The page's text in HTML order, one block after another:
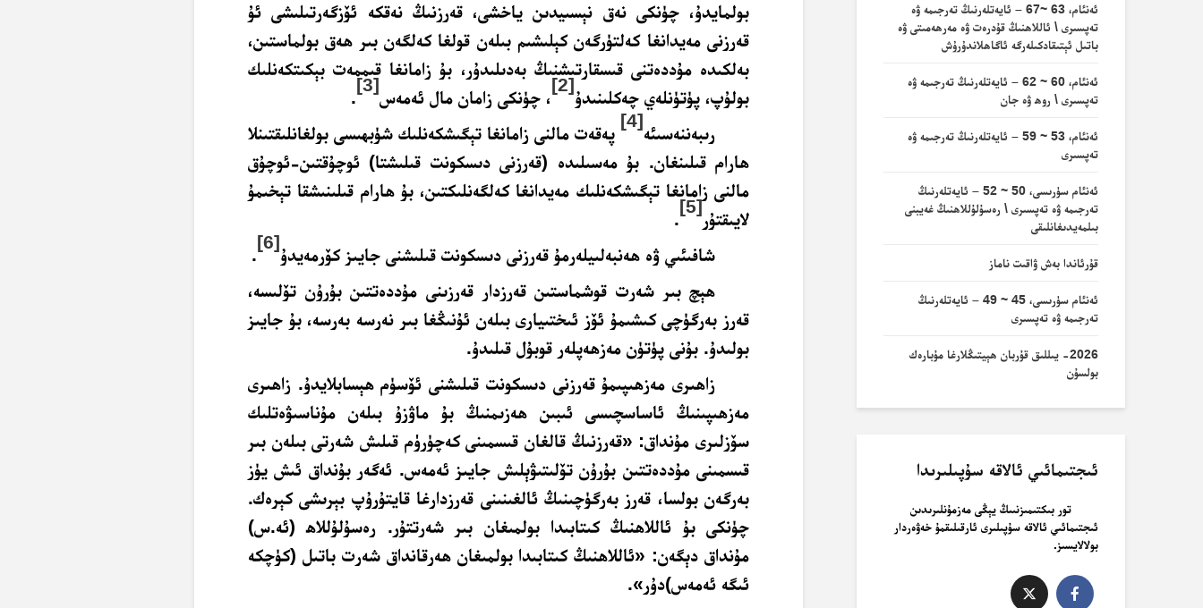
بولمايدۇ، چۈنكى نەق نېسىيدىن ياخشى، قەرزنىڭ نەقكە ئۆزگەرتىلىشى ئۇ
قەرزنى مەيدانغا كەلتۈرگەن كېلىشىم بىلەن قولغا كەلگەن بىر ھەق بولماستىن،
بەلكىدە مۇددەتنى قىسقارتىشنىڭ بەدىلىدۇر، بۇ زامانغا قىممەت بېكىتكەنلىك
بولۇپ، پۈتۈنلەي چەكلىنىدۇ
[2]
، چۈنكى زامان مال ئەمەس
[3]
.
رىبەننەسىئە
[4]
پەقەت مالنى زامانغا تېگىشكەنلىك شۈبھىسى بولغانلىقتىنلا
ھارامقىلىنغان. بۇ مەسىلىدە (قەرزنى دىسكونت قىلىشتا) ئوچۇقتىن-ئوچۇق
مالنى زامانغا تېگىشكەنلىك مەيدانغا كەلگەنلىكتىن، بۇ ھارام قىلىنىشقا تېخىمۇ
لايىقتۇر
[5]
.
شافىئىي ۋە ھەنبەلىيلەرمۇقەرزنى دىسكونت قىلىشنى جايىز كۆرمەيدۇ
[6]
.
ھېچ بىر شەرت قوشماستىن قەرزدار قەرزىنى مۇددەتتىن بۇرۇن تۆلىسە،
قەرز بەرگۈچى كىشىمۇ ئۆز ئىختىيارى بىلەن ئۇنىڭغا بىر نەرسە بەرسە، بۇ جايىز
بولىدۇ. بۇنى پۈتۈن مەزھەپلەر قوبۇل قىلىدۇ.
زاھىرى مەزھىپىمۇقەرزنى دىسكونت قىلىشنى ئۆسۈم ھېسابلايدۇ. زاھىرى
مەزھىپىنىڭ ئاساسچىسى ئىبىن ھەزىمنىڭ بۇ ماۋزۇ بىلەن مۇناسىۋەتلىك
سۆزلىرى مۇنداق: «قەرزنىڭ قالغان قىسمىنى كەچۈرۈم قىلىش شەرتى بىلەن بىر
قىسمىنى مۇددەتتىن بۇرۇن تۆلىتىۋېلىش جايىز ئەمەس. ئەگەر بۇنداق ئىش يۈز
بەرگەن بولسا، قەرز بەرگۈچىنىڭ ئالغىنىنى قەرزدارغا قايتۇرۇپ بېرىشى كېرەك.
چۈنكى بۇ ئاللاھنىڭ كىتابىدا بولمىغان بىر شەرتتۇر. رەسۇلۇللاھ (ئە.س)
مۇنداق دېگەن: «ئاللاھنىڭ كىتابىدا بولمىغان ھەرقانداق شەرت باتىل (كۈچكە
ئىگە ئەمەس)دۇر».
ئەنئام، 63 ~67 – ئايەتلەرنىڭ تەرجىمە ۋە
تەپسىرى \ ئاللاھنىڭ قۇدرەت ۋە مەرھەمىتى ۋە
باتىل ئېتىقادكىلەرگە ئاگاھلاندۇرۇش
ئەنئام، 60 ~ 62 – ئايەتلەرنىڭ تەرجىمە ۋە
تەپسىرى \ روھ ۋە جان
ئەنئام، 53 ~ 59 – ئايەتلەرنىڭ تەرجىمە ۋە
تەپسىرى
ئەنئام سۈرىسى، 50 ~ 52 – ئايەتلەرنىڭ
تەرجىمە ۋە تەپسىرى \ رەسۇلۇللاھنىڭ غەيبنى
بىلمەيدىغانلىقى
قۇرئاندا بەش ۋاقىت ناماز
ئەنئام سۈرىسى، 45 ~ 49 – ئايەتلەرنىڭ
تەرجىمە ۋە تەپسىرى
2026- يىللىق قۇربان ھېيتىڭلارغا مۇبارەك
بولسۇن
ئىجتىمائىي ئالاقە سۇپىلىرىدا
تور بىكتىمىزنىىڭ يېڭى مەزمۇنلىرىدىن
ئىجتىمائىي ئالاقە سۇپىلىرى ئارقىلىقمۇ خەۋەردار
بولالايسىز.